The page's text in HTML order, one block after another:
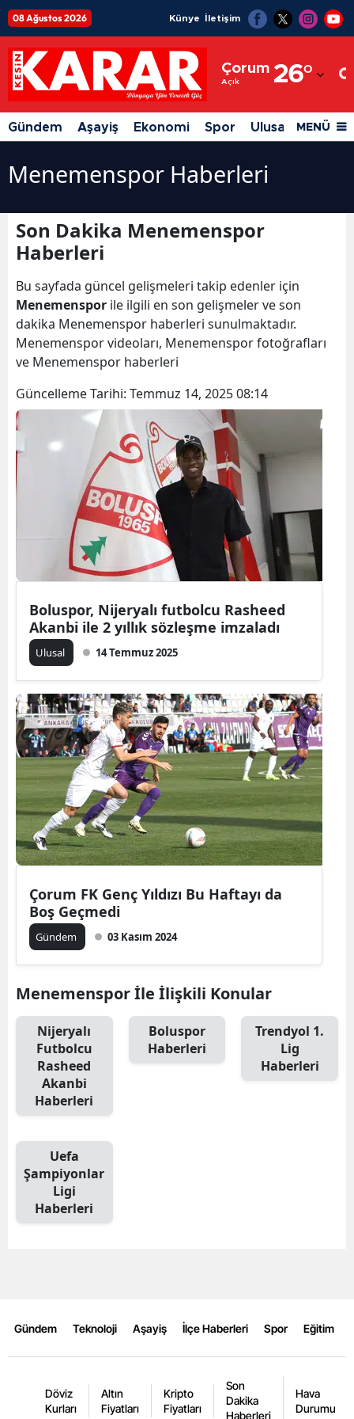
08 Ağustos 2026 Künye İletişim
Çorum
Açık 26°
Adıyaman
Afyonkarahisar
Ağrı
Amasya
Ankara
Antalya
Aydın
Balıkesir
Bitlis
Bolu
Burdur
Bursa
Çanakkale
Çorum
Diyarbakır
Edirne
Elazığ
Erzincan
Erzurum
Eskişehir
Gaziantep
Hakkari
Hatay
Mersin
Kütahya
Gündem Aşayiş Ekonomi Spor Ulusal Siyaset
MENÜ
Menemenspor Haberleri
Son Dakika Menemenspor
Haberleri
Bu sayfada güncel gelişmeleri takip edenler için
Menemenspor ile ilgili en son gelişmeler ve son
dakika Menemenspor haberleri sunulmaktadır.
Menemenspor videoları, Menemenspor fotoğrafları
ve Menemenspor haberleri
Güncelleme Tarihi: Temmuz 14, 2025 08:14
Boluspor, Nijeryalı futbolcu Rasheed
Akanbi ile 2 yıllık sözleşme imzaladı
Ulusal 14 Temmuz 2025
Çorum FK Genç Yıldızı Bu Haftayı da
Boş Geçmedi
Gündem 03 Kasım 2024
Menemenspor İle İlişkili Konular
Nijeryalı
Futbolcu
Rasheed
Akanbi
Haberleri
Boluspor
Haberleri
Trendyol 1.
Lig
Haberleri
Uefa
Şampiyonlar
Ligi
Haberleri
Gündem Teknoloji Aşayiş İlçe Haberleri Spor Eğitim
Döviz
Kurları
Altın
Fiyatları
Kripto
Fiyatları
Son
Dakika
Haberleri
Hava
Durumu